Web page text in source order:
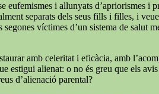
i allunyats d’apriorismes i
separats dels seus fills i filles, i
víctimes d’un sistema de salut
amb celeritat i eficàcia, amb
estigui alienat: o no és greu que els
d’alienació parental?